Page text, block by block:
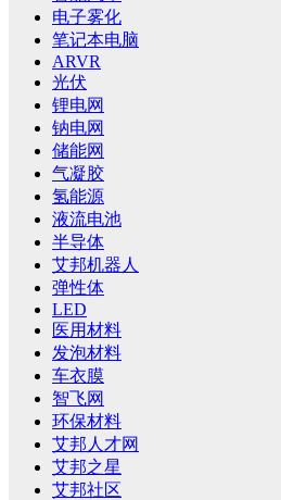
电子雾化
笔记本电脑
ARVR
光伏
锂电网
钠电网
储能网
气凝胶
氢能源
液流电池
半导体
艾邦机器人
弹性体
LED
医用材料
发泡材料
车衣膜
智飞网
环保材料
艾邦人才网
艾邦之星
艾邦社区